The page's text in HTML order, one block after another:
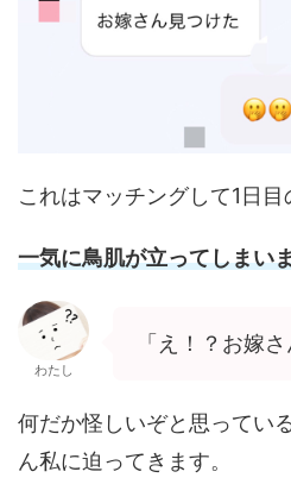
これはマッチングして1日目
一気に鳥肌が立ってしまい
わたし
「え！？お嫁さ
何だか怪しいぞと思ってい
ん私に迫ってきます。